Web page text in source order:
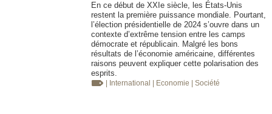
En ce début de XXIe siècle, les États-Unis
restent la première puissance mondiale. Pourtant,
l’élection présidentielle de 2024 s’ouvre dans un
contexte d’extrême tension entre les camps
démocrate et républicain. Malgré les bons
résultats de l’économie américaine, différentes
raisons peuvent expliquer cette polarisation des
esprits.
| International | Economie | Société